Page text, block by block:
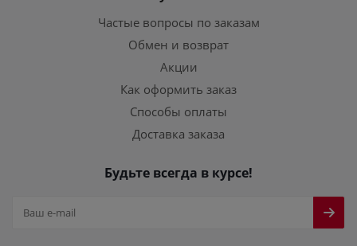
Частые вопросы по заказам
Обмен и возврат
Акции
Как оформить заказ
Способы оплаты
Доставка заказа
Будьте всегда в курсе!